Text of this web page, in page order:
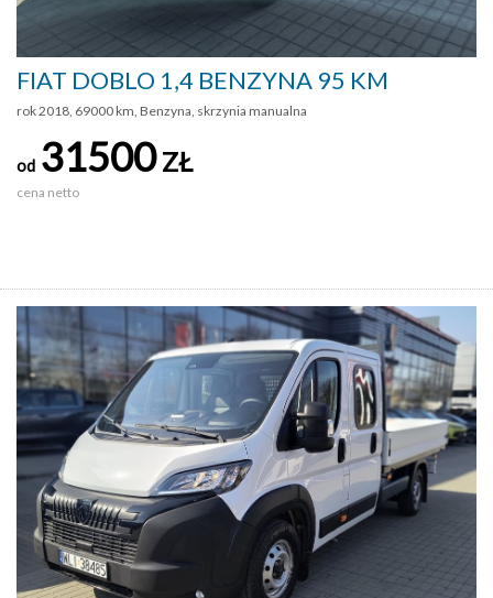
FIAT DOBLO 1,4 BENZYNA 95 KM
rok 2018, 69000 km, Benzyna, skrzynia manualna
od 31500ZŁ
cena netto